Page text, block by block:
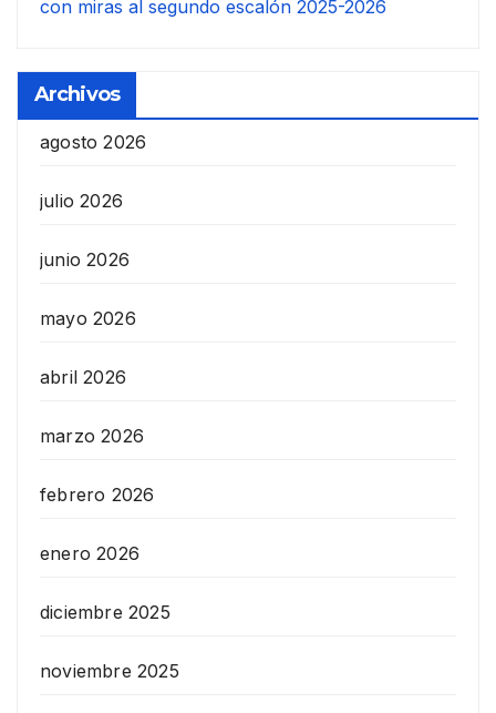
con miras al segundo escalón 2025-2026
Archivos
agosto 2026
julio 2026
junio 2026
mayo 2026
abril 2026
marzo 2026
febrero 2026
enero 2026
diciembre 2025
noviembre 2025